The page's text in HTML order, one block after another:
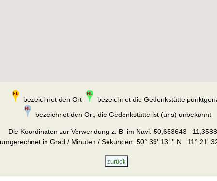
bezeichnet den Ort
bezeichnet die Gedenkstätte
bezeichnet den Ort, die Gedenkstätte ist (uns) unbekannt
Die Koordinaten zur Verwendung z. B. im Navi: 50,653643
umgerechnet in Grad / Minuten / Sekunden: 50° 39' 131'' N 11° 21'